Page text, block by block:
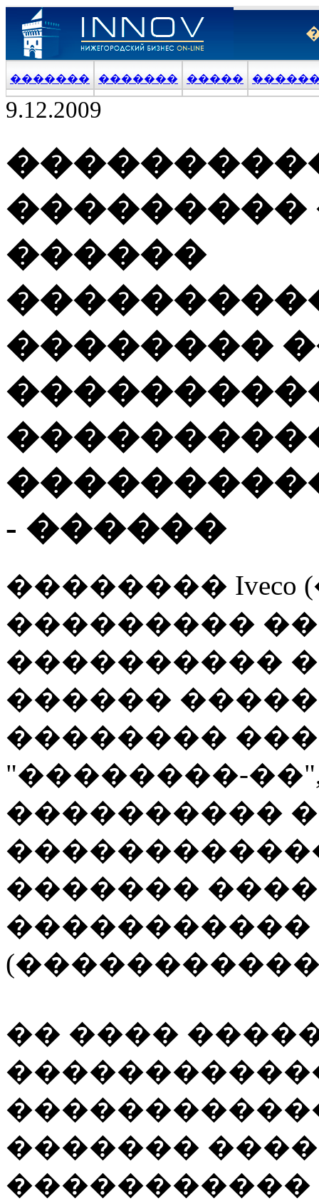
������� ������� �����
9.12.2009
���������
������
��������
- ������
��������
���������
����������
������
��������
"��������-
����������
�������
�����������
�� ����
�������
�����������